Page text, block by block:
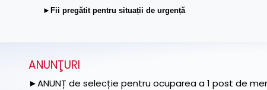
►Fii pregătit pentru situații de urgență
ANUNŢURI
►ANUNȚ de selecție pentru ocuparea a 1 post de